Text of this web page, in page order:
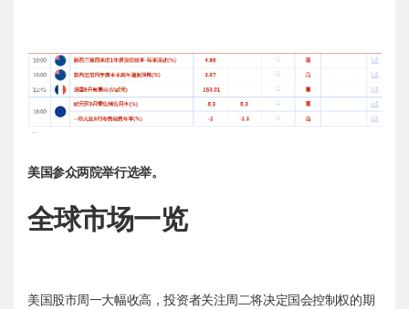
美国参众两院举行选举。
全球市场一览
美国股市周一大幅收高，投资者关注周二将决定国会控制权的期